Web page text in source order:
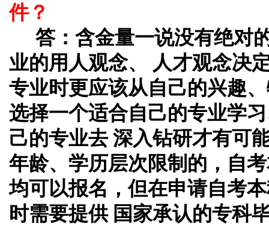
件？
答： 含金量一说没有绝对
业的用人观念、 人才观念决
专业时更应该从自己的兴趣
选择一个适合自己的专业学
己的专业去 深入钻研才有可
年龄、学历层次限制的，自
均可以报名，但在申请自考
时需要提供 国家承认的专科